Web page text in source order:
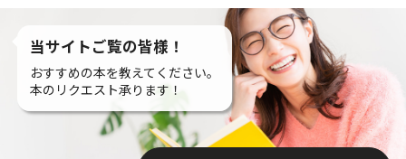
当サイトご覧の皆様！
おすすめの本を教えてください。
本のリクエスト承ります！